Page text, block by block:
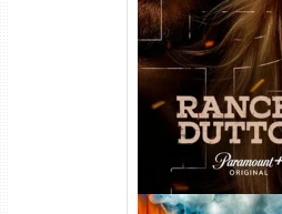
Rancho
Temporada
WEB-DL 1080p